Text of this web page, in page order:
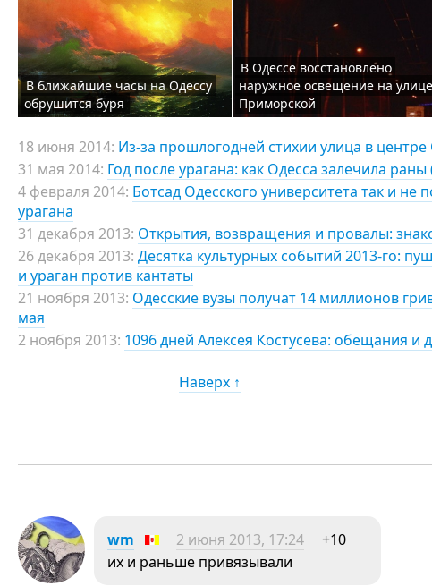
В ближайшие часы на Одессу
обрушится буря
В Одессе восстановлено
наружное освещение на улице
Приморской
18 июня 2014: Из-за прошлогодней стихии улица в
31 мая 2014: Год после урагана: как Одесса залечила
4 февраля 2014: Ботсад Одесского университета так и
урагана
31 декабря 2013: Открытия, возвращения и провалы:
26 декабря 2013: Десятка культурных событий 2013-го:
и ураган против кантаты
21 ноября 2013: Одесские вузы получат 14 миллионов
мая
2 ноября 2013: 1096 дней Алексея Костусева: обещания и
Наверх ↑
wm 2 июня 2013, 17:24
+10
их и раньше привязывали